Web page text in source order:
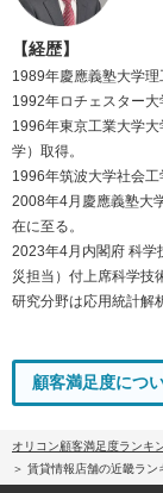
【経歴】
1989年慶應義塾大学理
1992年ロチェスター大
1996年東京工業大学
学）取得。
1996年筑波大学社会工
2008年4月慶應義塾大
在に至る。
2023年4月内閣府 科学
災担当）付上席科学技
研究分野は応用統計解
顧客満足度につ
オリコン顧客満足度ランキ
賃貸情報店舗の近畿ラン